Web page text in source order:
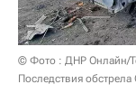
© Фото : ДНР Онлайн/
Последствия